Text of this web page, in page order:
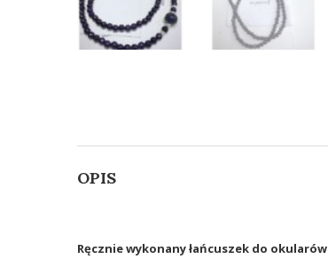
OPIS
Ręcznie wykonany łańcuszek do okularów